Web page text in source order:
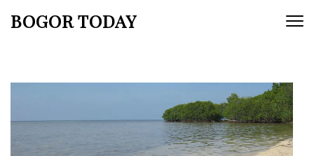
BOGOR TODAY